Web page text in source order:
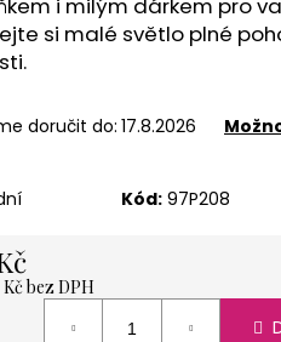
si malé světlo plné
doručit do: 17.8.2026
Kód: 97P208
Kč bez DPH
1 KG